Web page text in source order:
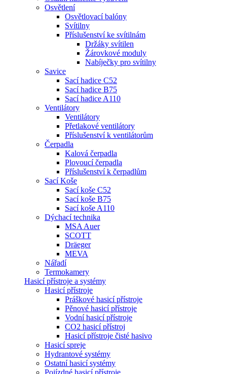
Osvětlení
Osvětlovací balóny
Svítilny
Příslušenství ke svítilnám
Držáky svítilen
Žárovkové moduly
Nabíječky pro svítilny
Savice
Sací hadice C52
Sací hadice B75
Sací hadice A110
Ventilátory
Ventilátory
Přetlakové ventilátory
Příslušenství k ventilátorům
Čerpadla
Kalová čerpadla
Plovoucí čerpadla
Příslušenství k čerpadlům
Sací Koše
Sací koše C52
Sací koše B75
Sací koše A110
Dýchací technika
MSA Auer
SCOTT
Dräeger
MEVA
Nářadí
Termokamery
Hasicí přístroje a systémy
Hasicí přístroje
Práškové hasicí přístroje
Pěnové hasicí přístroje
Vodní hasicí přístroje
CO2 hasicí přístroj
Hasicí přístroje čisté hasivo
Hasicí spreje
Hydrantové systémy
Ostatní hasicí systémy
Pojízdné hasicí přístroje